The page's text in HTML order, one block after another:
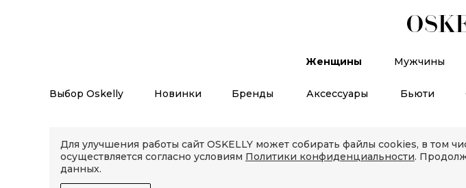
Женщины Мужчины
Выбор Oskelly Новинки Бренды Аксессуары Бьюти
Для улучшения работы сайт OSKELLY может собирать файлы cookies, в том
осуществляется согласно условиям Политики конфиденциальности.
данных.